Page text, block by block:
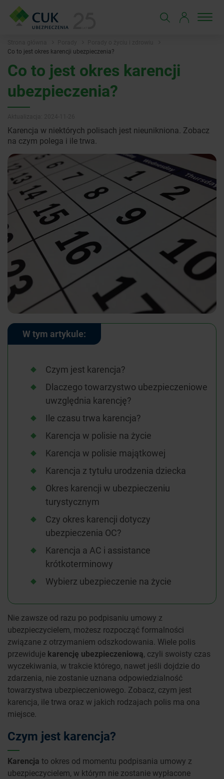
Co to jest okres karencji ubezpieczenia?
Co to jest okres karencji
ubezpieczenia?
Karencja w niektórych polisach jest nieunikniona. Zobacz
na czym polega i ile trwa.
W tym artykule:
Czym jest karencja?
Dlaczego towarzystwo ubezpieczeniowe
uwzględnia karencję?
Ile czasu trwa karencja?
Karencja w polisie na życie
Karencja w polisie majątkowej
Karencja z tytułu urodzenia dziecka
Okres karencji w ubezpieczeniu
turystycznym
Czy okres karencji dotyczy
ubezpieczenia OC?
Karencja a AC i assistance
krótkoterminowy
Wybierz ubezpieczenie na życie
Nie zawsze od razu po podpisaniu umowy z
ubezpieczycielem, możesz rozpocząć formalności
związane z otrzymaniem odszkodowania. Wiele polis
przewiduje karencję ubezpieczeniową, czyli swoisty czas
wyczekiwania, w trakcie którego, nawet jeśli dojdzie do
zdarzenia, nie zostanie uznana odpowiedzialność
towarzystwa ubezpieczeniowego. Zobacz, czym jest
karencja, ile trwa oraz w jakich rodzajach polis ma ona
miejsce.
Czym jest karencja?
Karencja to okres od momentu podpisania umowy z
ubezpieczycielem, w którym nie zostanie wypłacone